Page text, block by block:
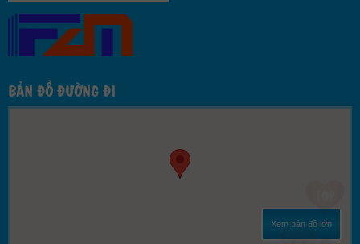
BẢN ĐỒ ĐƯỜNG ĐI
Xem bản đồ lớn